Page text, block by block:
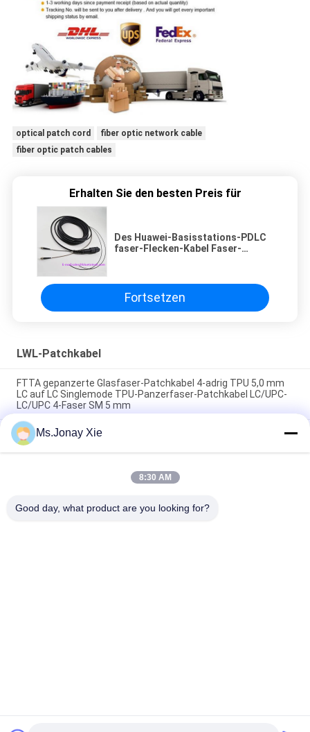
optical patch cord
fiber optic network cable
fiber optic patch cables
Erhalten Sie den besten Preis für
Des Huawei-Basisstations-PDLC
faser-Flecken-Kabel Faser-
Fortsetzen
LWL-Patchkabel
FTTA gepanzerte Glasfaser-Patchkabel 4-adrig TPU 5,0 mm
LC auf LC Singlemode TPU-Panzerfaser-Patchkabel LC/UPC-
LC/UPC 4-Faser SM 5 mm
Outdoor 8-adriges gepanzertes Glasfaser-Patchkabel LC zu
LC 6,0 mm Einzelmodell mit Kunststofftrommel Glasfaser-
Jumper 8fasern LC/UPC-LC/UPC Kunststoff-Kabeltrommel
MPO zu LC Uniboot 8core OM3 Fiber Optic Patch Cord MTP zu
Ms.Jonay Xie
8:30 AM
Good day, what product are you looking for?